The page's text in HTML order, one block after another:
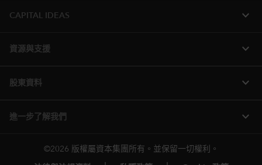
CAPITAL IDEAS expand_more
資源與支援 expand_more
股東資料 expand_more
進一步了解我們 expand_more
©2026 版權屬資本集團所有。並保留一切權利。